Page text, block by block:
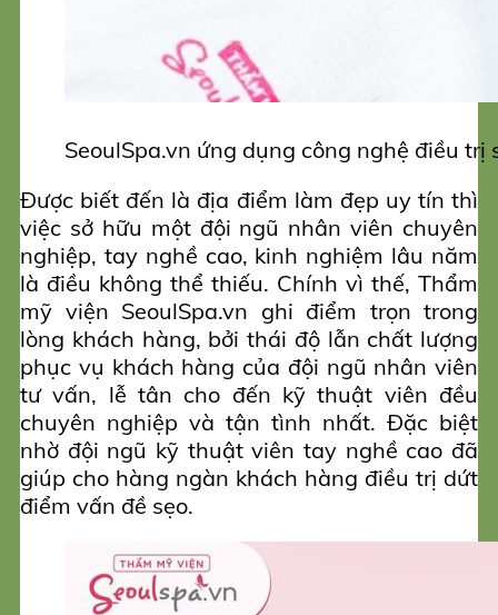
SeoulSpa.vn ứng dụng công nghệ điều trị
Được biết đến là địa điểm làm đẹp uy tín thì
việc sở hữu một đội ngũ nhân viên chuyên
nghiệp, tay nghề cao, kinh nghiệm lâu năm
là điều không thể thiếu. Chính vì thế, Thẩm
mỹ viện SeoulSpa.vn ghi điểm trọn trong
lòng khách hàng, bởi thái độ lẫn chất lượng
phục vụ khách hàng của đội ngũ nhân viên
tư vấn, lễ tân cho đến kỹ thuật viên đều
chuyên nghiệp và tận tình nhất. Đặc biệt
nhờ đội ngũ kỹ thuật viên tay nghề cao đã
giúp cho hàng ngàn khách hàng điều trị dứt
điểm vấn đề sẹo.